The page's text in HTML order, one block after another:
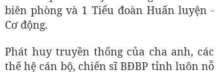
biên phòng và 1 Tiểu đoàn Huấn luyện -
Cơ động.
Phát huy truyền thống của cha anh, các
thế hệ cán bộ, chiến sĩ BĐBP tỉnh luôn nỗ